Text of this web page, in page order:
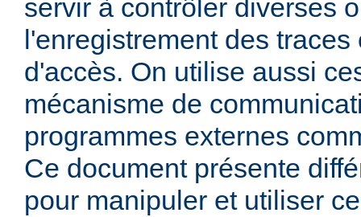
servir à contrôler diverses
l'enregistrement des traces
d'accès. On utilise aussi
mécanisme de
programmes externes
Ce document présente
pour manipuler et utiliser